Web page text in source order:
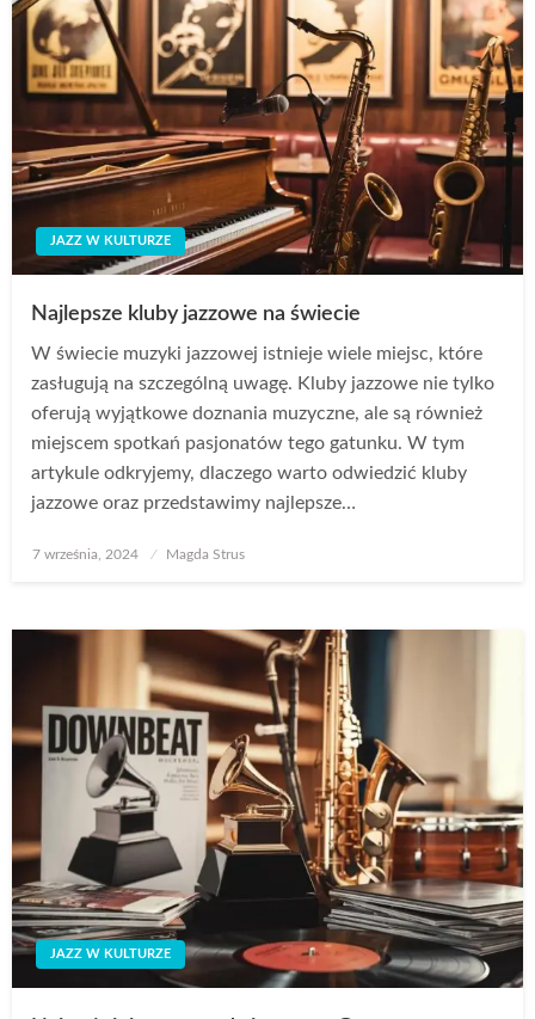
JAZZ W KULTURZE
Najlepsze kluby jazzowe na świecie
W świecie muzyki jazzowej istnieje wiele miejsc, które
zasługują na szczególną uwagę. Kluby jazzowe nie tylko
oferują wyjątkowe doznania muzyczne, ale są również
miejscem spotkań pasjonatów tego gatunku. W tym
artykule odkryjemy, dlaczego warto odwiedzić kluby
jazzowe oraz przedstawimy najlepsze…
Opublikowane
7 września, 2024 Magda Strus
JAZZ W KULTURZE